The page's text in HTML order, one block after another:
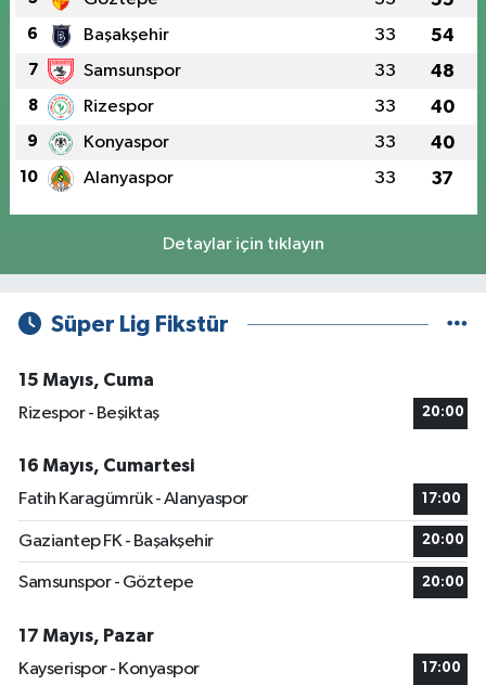
6 Başakşehir 33 54
7 Samsunspor 33 48
8 Rizespor 33 40
9 Konyaspor 33 40
10 Alanyaspor 33 37
Detaylar için tıklayın
Süper Lig Fikstür
15 Mayıs, Cuma
Rizespor - Beşiktaş
20:00
16 Mayıs, Cumartesi
Fatih Karagümrük - Alanyaspor
17:00
Gaziantep FK - Başakşehir 20:00
Samsunspor - Göztepe 20:00
17 Mayıs, Pazar
Kayserispor - Konyaspor
17:00